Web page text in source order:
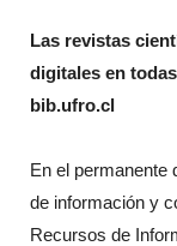
Las revistas
digitales en
bib.ufro.cl
En el permanente
de información y
Recursos de